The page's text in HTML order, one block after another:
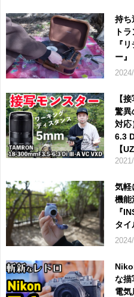
持ち
ト
『
ー』
【
驚異
対応
6.3
【
気軽
機能
『
タイ
な描
電気